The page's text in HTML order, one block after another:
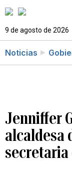
9 de agosto de 2026
Noticias
Jenniffer
alcaldesa
secretaria